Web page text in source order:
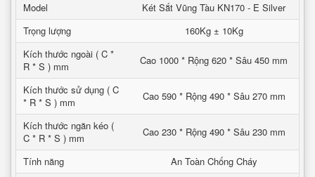
Model
Két Sắt Vũng Tàu KN170 - E Silver
Trọng lượng
160Kg ± 10Kg
Kích thước ngoài ( C *
R * S ) mm
Cao 1000 * Rộng 620 * Sâu 450 mm
Kích thước sử dụng ( C
* R * S ) mm
Cao 590 * Rộng 490 * Sâu 270 mm
Kích thước ngăn kéo (
C * R * S ) mm
Cao 230 * Rộng 490 * Sâu 230 mm
Tính năng
An Toàn Chống Cháy